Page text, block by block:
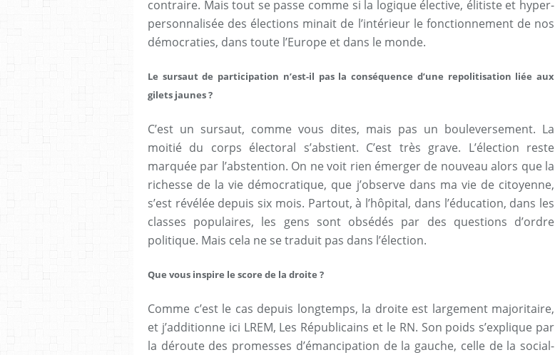
contraire. Mais tout se passe comme si la logique élective, élitiste et hyper-
personnalisée des élections minait de l’intérieur le fonctionnement de nos
démocraties, dans toute l’Europe et dans le monde.
Le sursaut de participation n’est-il pas la conséquence d’une repolitisation liée aux
gilets jaunes ?
C’est un sursaut, comme vous dites, mais pas un bouleversement. La
moitié du corps électoral s’abstient. C’est très grave. L’élection reste
marquée par l’abstention. On ne voit rien émerger de nouveau alors que la
richesse de la vie démocratique, que j’observe dans ma vie de citoyenne,
s’est révélée depuis six mois. Partout, à l’hôpital, dans l’éducation, dans les
classes populaires, les gens sont obsédés par des questions d’ordre
politique. Mais cela ne se traduit pas dans l’élection.
Que vous inspire le score de la droite ?
Comme c’est le cas depuis longtemps, la droite est largement majoritaire,
et j’additionne ici LREM, Les Républicains et le RN. Son poids s’explique par
la déroute des promesses d’émancipation de la gauche, celle de la social-